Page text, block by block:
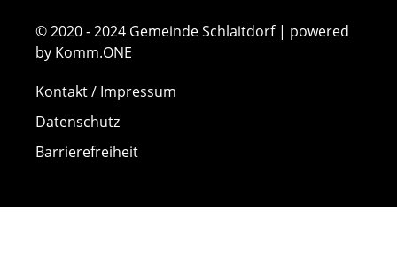
© 2020 - 2024 Gemeinde Schlaitdorf | powered
by Komm.ONE
Kontakt / Impressum
Datenschutz
Barrierefreiheit